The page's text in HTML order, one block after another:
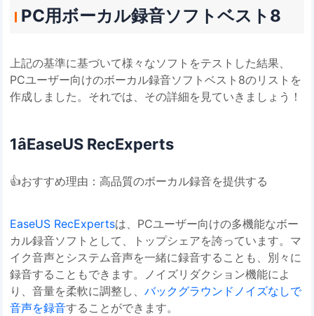
PC用ボーカル録音ソフトベスト8
上記の基準に基づいて様々なソフトをテストした結果、
PCユーザー向けのボーカル録音ソフトベスト8のリストを
作成しました。それでは、その詳細を見ていきましょう！
1️ȃEaseUS RecExperts
👍おすすめ理由：高品質のボーカル録音を提供する
EaseUS RecExpertsは、PCユーザー向けの多機能なボー
カル録音ソフトとして、トップシェアを誇っています。マ
イク音声とシステム音声を一緒に録音することも、別々に
録音することもできます。ノイズリダクション機能によ
り、音量を柔軟に調整し、バックグラウンドノイズなしで
音声を録音することができます。